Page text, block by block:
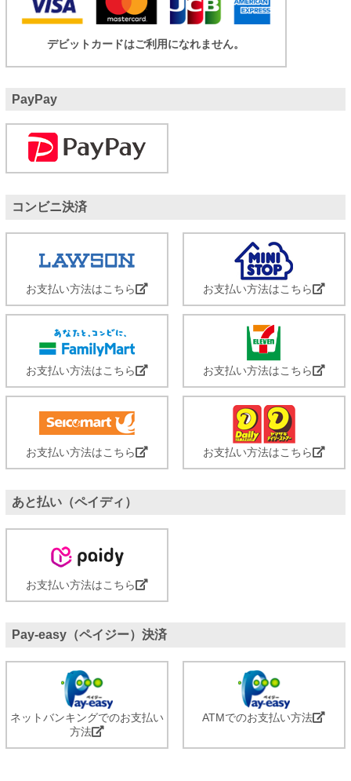
デビットカードはご利用になれません。
PayPay
コンビニ決済
お支払い方法はこちら お支払い方法はこちら
お支払い方法はこちら お支払い方法はこちら
お支払い方法はこちら お支払い方法はこちら
あと払い（ペイディ）
お支払い方法はこちら
Pay-easy（ペイジー）決済
ネットバンキングでのお支払い
方法
ATMでのお支払い方法